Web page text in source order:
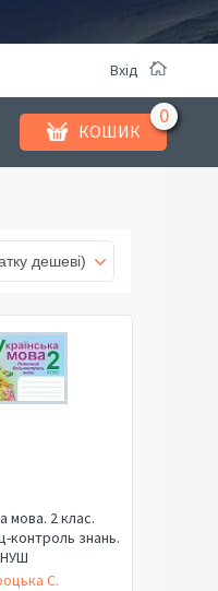
Вхід
КОШИК
дешеві)
мова. 2 клас.
контроль знань.
НУШ
С.